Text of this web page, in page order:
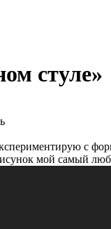
стуле»
с
мой самый